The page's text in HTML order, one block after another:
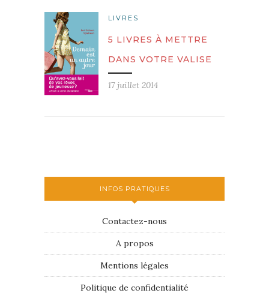
LIVRES
5 LIVRES À METTRE
DANS VOTRE VALISE
17 juillet 2014
INFOS PRATIQUES
Contactez-nous
A propos
Mentions légales
Politique de confidentialité